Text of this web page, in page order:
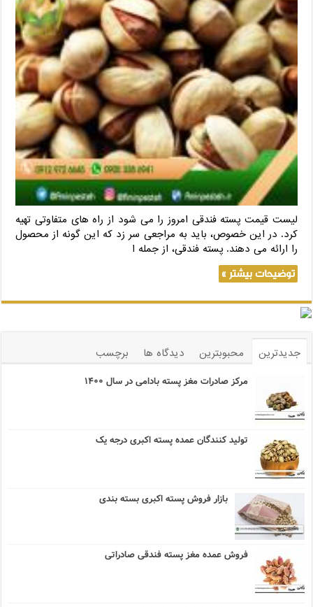
لیست قیمت پسته فندقی امروز را می شود از راه های متفاوتی تهیه
کرد. در این خصوص، باید به مراجعی سر زد که این گونه از محصول
را ارائه می دهند. پسته فندقی، از جمله ا
توضیحات بیشتر »
جدیدترین محبوبترین دیدگاه ها برچسب
مرکز صادرات مغز پسته بادامی در سال ۱۴۰۰
تولید کنندگان عمده پسته اکبری درجه یک
بازار فروش پسته اکبری بسته بندی
فروش عمده مغز پسته فندقی صادراتی